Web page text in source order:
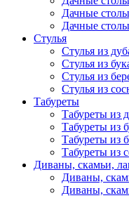
Дачные
Дачные
Стулья
Стулья из
Стулья из
Стулья из
Стулья из
Табуреты
Табуреты из
Табуреты из
Табуреты из
Табуреты из
Диваны, скамьи,
Диваны,
Диваны,